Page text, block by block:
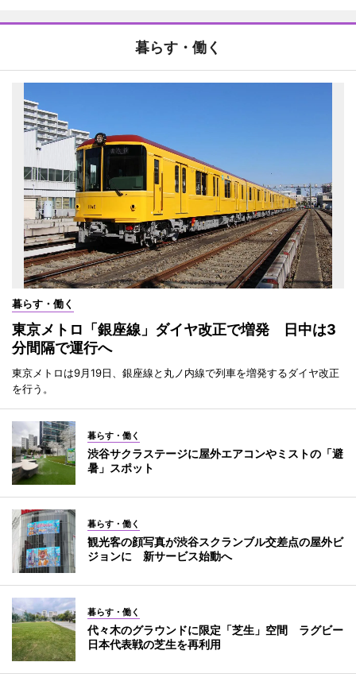
暮らす・働く
暮らす・働く
東京メトロ「銀座線」ダイヤ改正で増発 日中は3
分間隔で運行へ
東京メトロは9月19日、銀座線と丸ノ内線で列車を増発するダイヤ改正
を行う。
暮らす・働く
渋谷サクラステージに屋外エアコンやミストの「避
暑」スポット
暮らす・働く
観光客の顔写真が渋谷スクランブル交差点の屋外ビ
ジョンに 新サービス始動へ
暮らす・働く
代々木のグラウンドに限定「芝生」空間 ラグビー
日本代表戦の芝生を再利用